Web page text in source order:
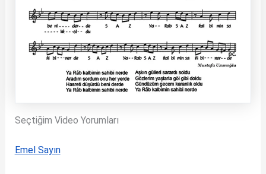
Seçtiğim Video Yorumları
Emel Sayın